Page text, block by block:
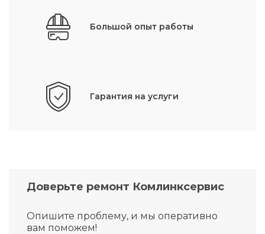
Большой опыт работы
Гарантия на услуги
Доверьте ремонт Комлинксервис
Опишите проблему, и мы оперативно
вам поможем!